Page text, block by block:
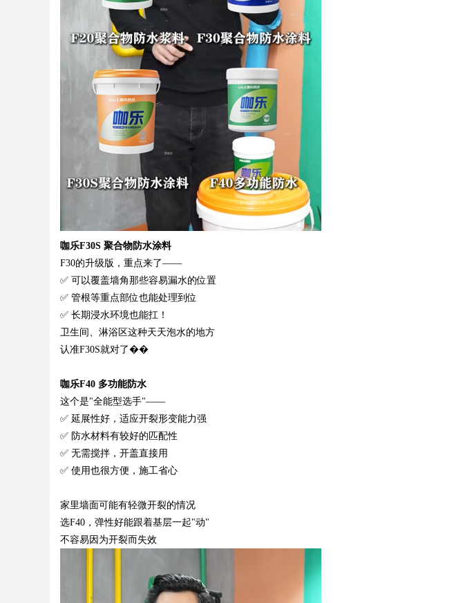
咖乐F30S 聚合物防水涂料
F30的升级版，重点来了——
✅ 可以覆盖墙角那些容易漏水的位置
✅ 管根等重点部位也能处理到位
✅ 长期浸水环境也能扛！
卫生间、淋浴区这种天天泡水的地方
认准F30S就对了��
咖乐F40 多功能防水
这个是"全能型选手"——
✅ 延展性好，适应开裂形变能力强
✅ 防水材料有较好的匹配性
✅ 无需搅拌，开盖直接用
✅ 使用也很方便，施工省心
家里墙面可能有轻微开裂的情况
选F40，弹性好能跟着基层一起"动"
不容易因为开裂而失效